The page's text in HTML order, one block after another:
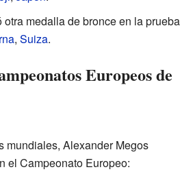
medalla de bronce en la prueba
, Suiza.
Europeos de
mundiales, Alexander Megos
el Campeonato Europeo: